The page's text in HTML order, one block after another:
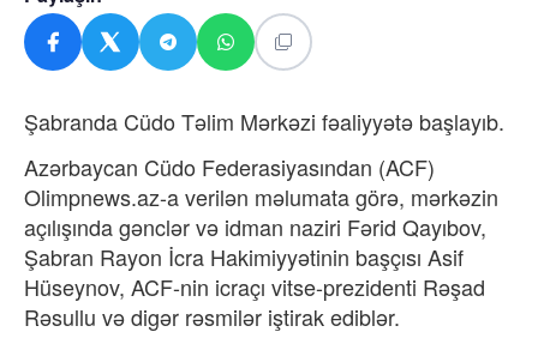
Şabranda Cüdo Təlim Mərkəzi fəaliyyətə başlayıb.
Azərbaycan Cüdo Federasiyasından (ACF)
Olimpnews.az-a verilən məlumata görə, mərkəzin
açılışında gənclər və idman naziri Fərid Qayıbov,
Şabran Rayon İcra Hakimiyyətinin başçısı Asif
Hüseynov, ACF-nin icraçı vitse-prezidenti Rəşad
Rəsullu və digər rəsmilər iştirak ediblər.